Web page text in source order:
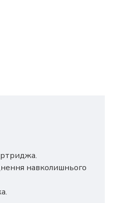
навколишнього